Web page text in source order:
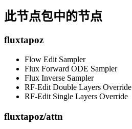
此节点包中的节点
fluxtapoz
Flow Edit Sampler
Flux Forward ODE Sampler
Flux Inverse Sampler
RF-Edit Double Layers Override
RF-Edit Single Layers Override
fluxtapoz/attn